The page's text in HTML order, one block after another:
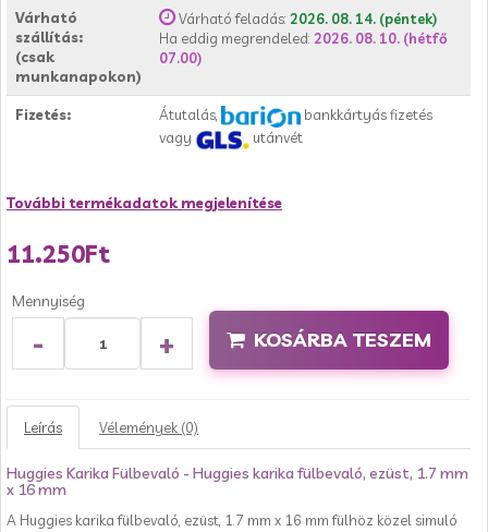
Várható
szállítás:
(csak
munkanapokon)
Várható feladás: 2026. 08. 14. (péntek)
Ha eddig megrendeled: 2026. 08. 10. (hétfő
07.00)
Fizetés: Átutalás,
bankkártyás fizetés
vagy
utánvét
További termékadatok megjelenítése
11.250Ft
Mennyiség
- + KOSÁRBA TESZEM
Leírás Vélemények (0)
Huggies Karika Fülbevaló - Huggies karika fülbevaló, ezüst, 1.7 mm
x 16 mm
A Huggies karika fülbevaló, ezüst, 1.7 mm x 16 mm fülhöz közel simuló